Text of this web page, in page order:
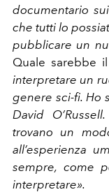
documentario
che tutti lo
pubblicare un
Quale sarebbe
interpretare un
genere sci-fi. Ho
David
trovano un
all’esperienza
sempre, come
interpretare».